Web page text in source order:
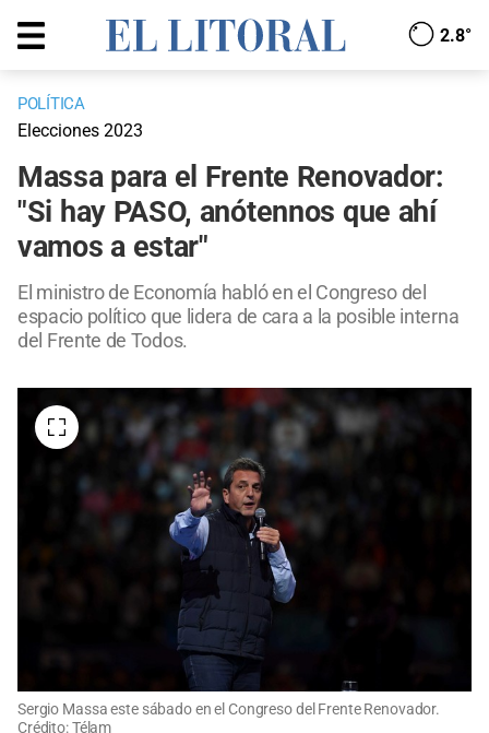
2.8°
POLÍTICA
Elecciones 2023
Massa para el Frente Renovador:
"Si hay PASO, anótennos que ahí
vamos a estar"
El ministro de Economía habló en el Congreso del
espacio político que lidera de cara a la posible interna
del Frente de Todos.
Sergio Massa este sábado en el Congreso del Frente Renovador.
Crédito: Télam